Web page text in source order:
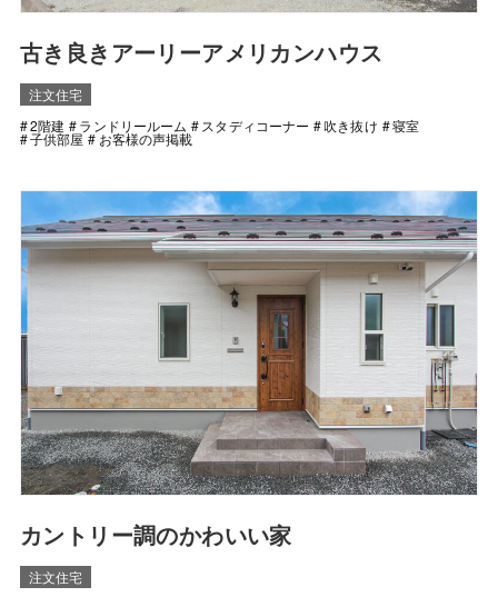
古き良きアーリーアメリカンハウス
注文住宅
2階建
ランドリールーム スタディコーナー 吹き抜け 寝室
子供部屋 お客様の声掲載
カントリー調のかわいい家
注文住宅